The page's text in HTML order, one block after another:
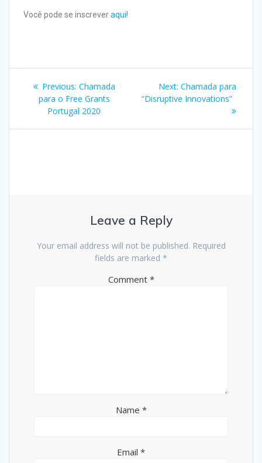
Você pode se inscreveraqui!
Previous: Chamada
para o Free Grants
Portugal 2020
Next: Chamada para
“Disruptive Innovations”
Leave a Reply
Your email address will not be published. Required
fields are marked *
Comment *
Name *
Email *